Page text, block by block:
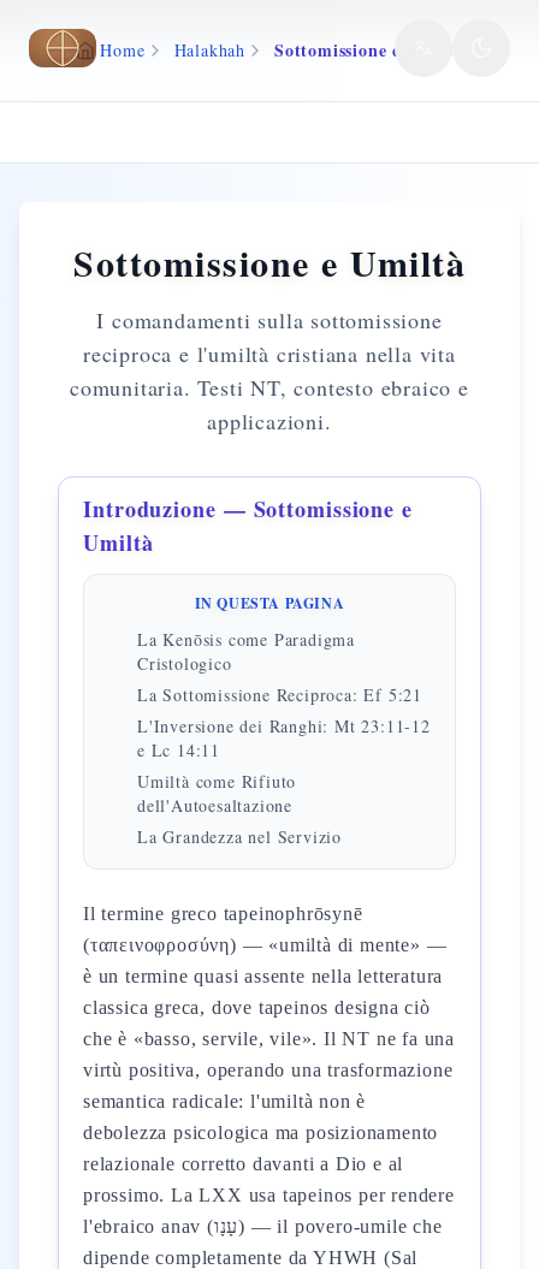
Vai al contenuto principale
Home Halakhah Sottomissione e Umiltà
Sottomissione e Umiltà
I comandamenti sulla sottomissione
reciproca e l'umiltà cristiana nella vita
comunitaria. Testi NT, contesto ebraico e
applicazioni.
Introduzione — Sottomissione e
Umiltà
IN QUESTA PAGINA
La Kenōsis come Paradigma
Cristologico
La Sottomissione Reciproca: Ef 5:21
L'Inversione dei Ranghi: Mt 23:11-12
e Lc 14:11
Umiltà come Rifiuto
dell'Autoesaltazione
La Grandezza nel Servizio
Il termine greco tapeinophrōsynē
(ταπεινοφροσύνη) — «umiltà di mente» —
è un termine quasi assente nella letteratura
classica greca, dove tapeinos designa ciò
che è «basso, servile, vile». Il NT ne fa una
virtù positiva, operando una trasformazione
semantica radicale: l'umiltà non è
debolezza psicologica ma posizionamento
relazionale corretto davanti a Dio e al
prossimo. La LXX usa tapeinos per rendere
l'ebraico anav (עָנָו) — il povero-umile che
dipende completamente da YHWH (Sal